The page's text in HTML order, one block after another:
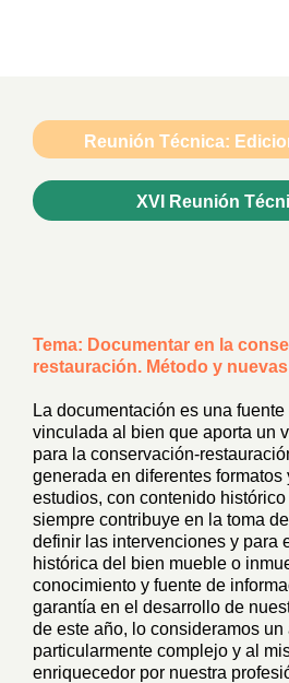
Reunión Técnica:
XVI Reunión
Tema: Documentar en la
restauración. Método y
La documentación es una
vinculada al bien que aporta un
para la conservación-
generada en diferentes
estudios, con contenido
siempre contribuye en la toma
definir las intervenciones y para
histórica del bien mueble o
conocimiento y fuente de
garantía en el desarrollo de
de este año, lo consideramos un
particularmente complejo y al
enriquecedor por nuestra